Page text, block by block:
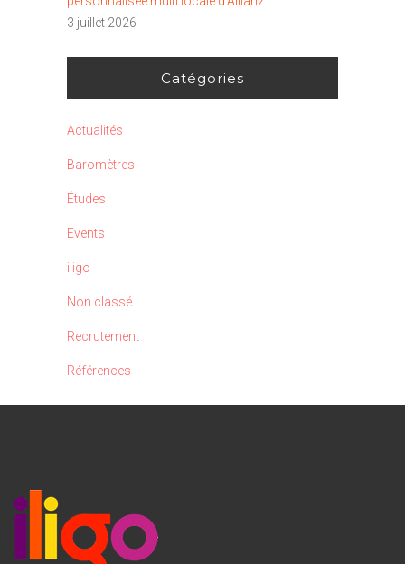
3 juillet 2026
Catégories
Actualités
Baromètres
Études
Events
iligo
Non classé
Recrutement
Références